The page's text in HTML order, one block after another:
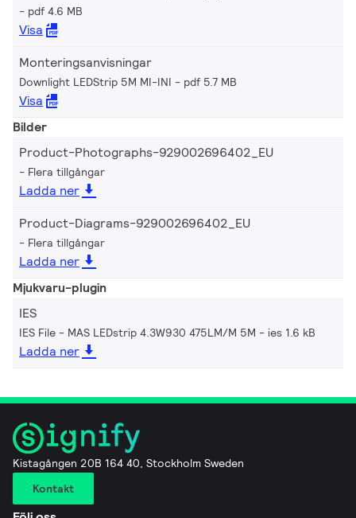
pdf 4.6 MB
Visa
Monteringsanvisningar
Downlight LEDStrip 5M MI-INI pdf 5.7 MB
Visa
Bilder
Product-Photographs-929002696402_EU
Flera tillgångar
Ladda ner
Product-Diagrams-929002696402_EU
Flera tillgångar
Ladda ner
Mjukvaru-plugin
IES
IES File - MAS LEDstrip 4.3W930 475LM/M 5M ies 1.6 kB
Ladda ner
Kistagången 20B 164 40, Stockholm Sweden
Kontakt